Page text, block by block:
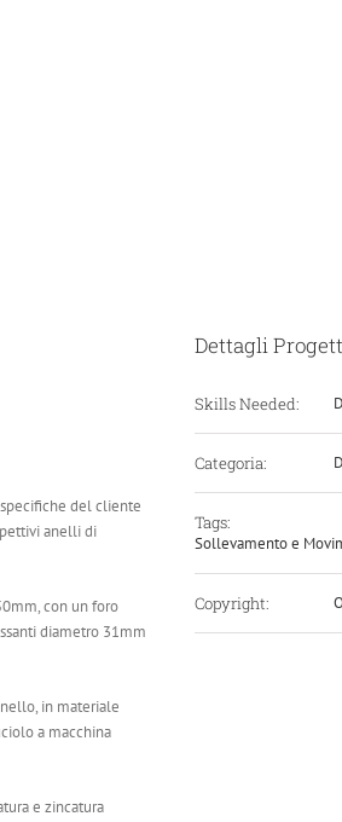
del cliente
anelli di
con un foro
diametro 31mm
in materiale
a macchina
e zincatura
Dettagli
Skills Needed:
Categoria:
Tags:
Sollevamento e
Copyright: